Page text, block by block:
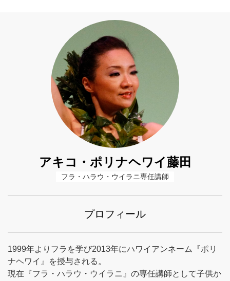
アキコ・ポリナヘワイ藤田
フラ・ハラウ・ウイラニ専任講師
プロフィール
1999年よりフラを学び2013年にハワイアンネーム『ポリ
ナヘワイ』を授与される。
現在『フラ・ハラウ・ウイラニ』の専任講師として子供か